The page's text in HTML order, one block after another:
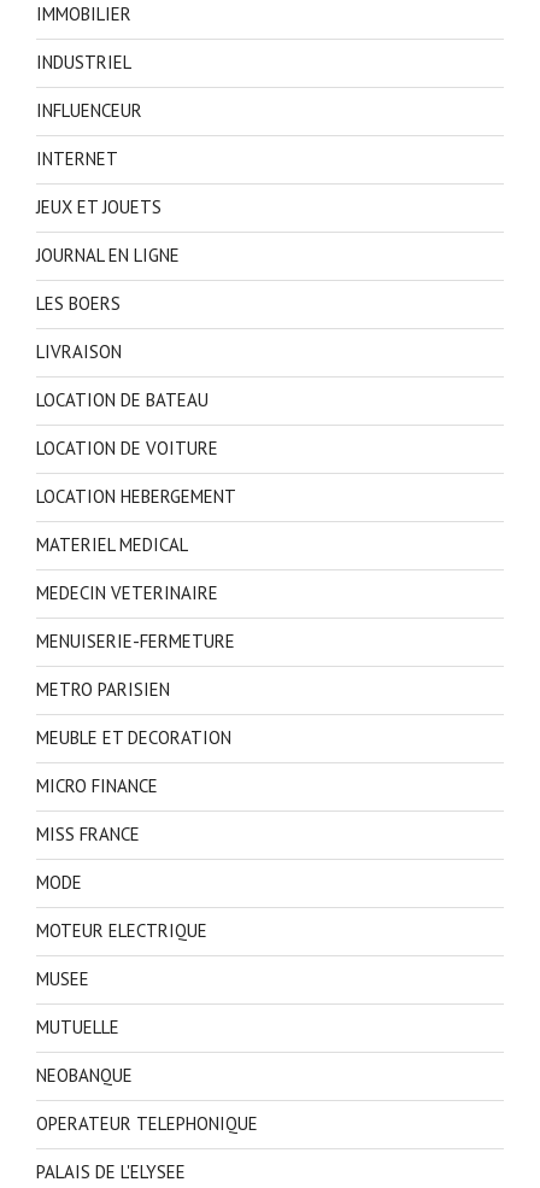
IMMOBILIER
INDUSTRIEL
INFLUENCEUR
INTERNET
JEUX ET JOUETS
JOURNAL EN LIGNE
LES BOERS
LIVRAISON
LOCATION DE BATEAU
LOCATION DE VOITURE
LOCATION HEBERGEMENT
MATERIEL MEDICAL
MEDECIN VETERINAIRE
MENUISERIE-FERMETURE
METRO PARISIEN
MEUBLE ET DECORATION
MICRO FINANCE
MISS FRANCE
MODE
MOTEUR ELECTRIQUE
MUSEE
MUTUELLE
NEOBANQUE
OPERATEUR TELEPHONIQUE
PALAIS DE L'ELYSEE